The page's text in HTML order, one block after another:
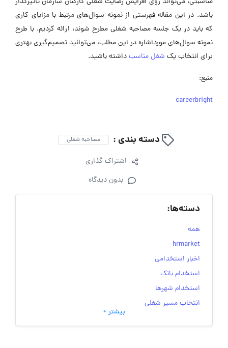
باشد. در این مقاله فهرستی از نمونه سوال‌های مرتبط با مزایای کاری
که باید در یک جلسه مصاحبه شغلی مطرح شوند، ارائه کردیم. با طرح
نمونه سوال‌های مورداشاره در این مطلب، می‌توانید تصمیم‌گیری بهتری
برای انتخاب یک شغل مناسبداشته باشید.
منبع:
careerbright
دسته بندی : مصاحبه شغلی
اشتراک گذاری
بدون دیدگاه
دسته‌ها:
همه
hrmarket
اخبار استخدامی
استخدام بانک
استخدام شهرها
انتخاب مسیر شغلی
به‌روزرسانی‌های سایت (کارجویی)
بیشتر +